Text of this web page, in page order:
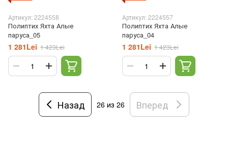
Артикул: 2224558
Полиптих Яхта Алые
паруса_05
1 281Lei 1 423Lei
Артикул: 2224557
Полиптих Яхта Алые
паруса_04
1 281Lei 1 423Lei
Назад 26 из 26 Вперед